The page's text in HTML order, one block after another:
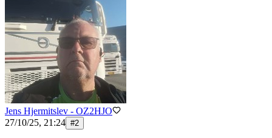
Jens Hjermitslev - OZ2HJO
27/10/25, 21:24 #2